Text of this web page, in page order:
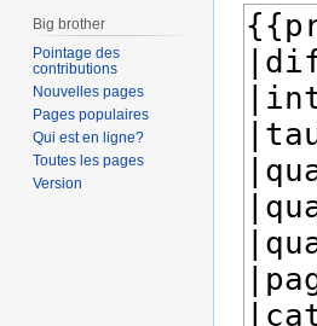
Big brother
Pointage des
contributions
Nouvelles pages
Pages populaires
Qui est en ligne?
Toutes les pages
Version